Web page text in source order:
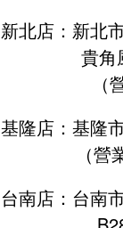
新北店：新北
貴角風藝
（營業時
基隆店：基隆
（營業
台南店：台南